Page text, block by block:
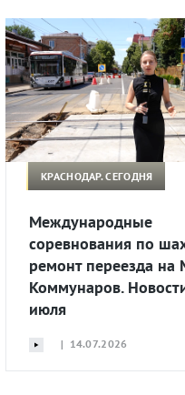
КРАСНОДАР. СЕГОДНЯ
Международные
соревнования по
ремонт переезда на
Коммунаров.
июля
| 14.07.2026